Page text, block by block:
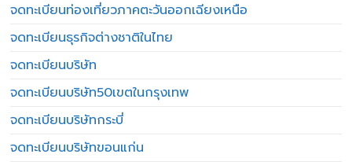
จดทะเบียนท่องเที่ยวภาคตะวันออกเฉียงเหนือ
จดทะเบียนธุรกิจต่างชาติในไทย
จดทะเบียนบริษัท
จดทะเบียนบริษัท50เขตในกรุงเทพ
จดทะเบียนบริษัทกระบี่
จดทะเบียนบริษัทขอนแก่น